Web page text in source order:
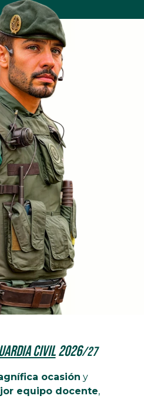
Civil2026/27
ocasión y
equipo docente,